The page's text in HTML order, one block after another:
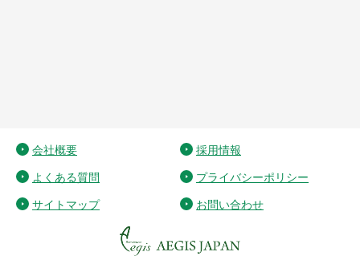
会社概要 採用情報
よくある質問 プライバシーポリシー
サイトマップ お問い合わせ